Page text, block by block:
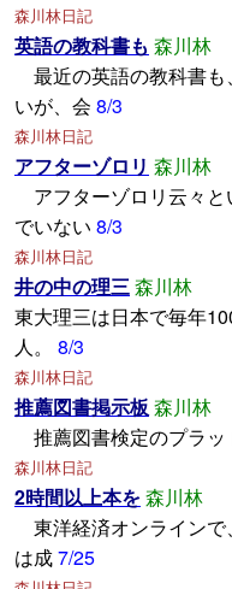
森川林日記
英語の教科書も 森川林
最近の英語の教科書も
いが、会 8/3
森川林日記
アフターゾロリ 森川林
アフターゾロリ云々と
でいない 8/3
森川林日記
井の中の理三森川林
東大理三は日本で毎年
人。 8/3
森川林日記
推薦図書掲示板森川林
推薦図書検定のプラッ
森川林日記
2時間以上本を森川林
東洋経済オンライン
は成7/25